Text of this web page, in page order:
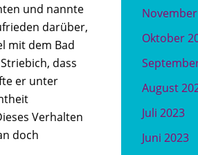
und nannte
darüber,
mit dem Bad
dass
er unter
Verhalten
doch
Oktober
August
Juli 2023
Juni 2023